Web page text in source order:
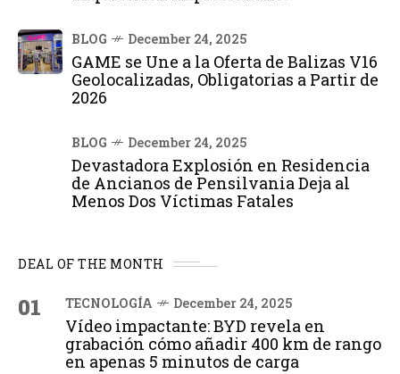
BLOG December 24, 2025
GAME se Une a la Oferta de Balizas V16
Geolocalizadas, Obligatorias a Partir de
2026
BLOG December 24, 2025
Devastadora Explosión en Residencia
de Ancianos de Pensilvania Deja al
Menos Dos Víctimas Fatales
DEAL OF THE MONTH
01 TECNOLOGÍA December 24, 2025
Vídeo impactante: BYD revela en
grabación cómo añadir 400 km de rango
en apenas 5 minutos de carga